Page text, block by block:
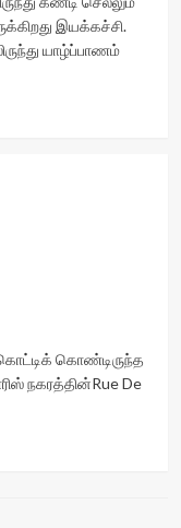
இயக்கச்சி.
யாழ்ப்பாணம்
கொண்டிருந்த
நகரத்தின்Rue De